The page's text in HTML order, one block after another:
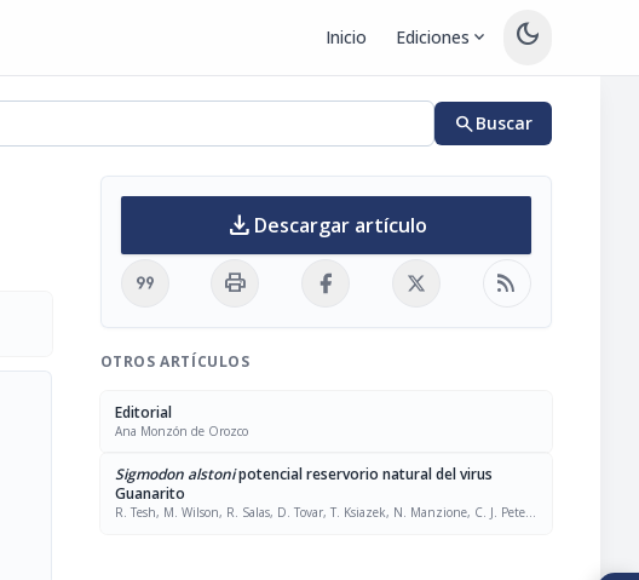
Inicio Ediciones expand_more dark_mode
searchBuscar
download Descargar artículo
format_quote print rss_feed
OTROS ARTÍCULOS
Editorial
Ana Monzón de Orozco
Sigmodon alstonipotencial reservorio natural del virus
Guanarito
R. Tesh, M. Wilson, R. Salas, D. Tovar, T. Ksiazek, N. Manzione, C. J. Peter,